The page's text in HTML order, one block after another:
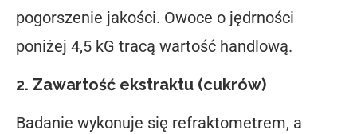
pogorszenie jakości. Owoce o jędrności
poniżej 4,5 kG tracą wartość handlową.
2. Zawartość ekstraktu (cukrów)
Badanie wykonuje się refraktometrem, a